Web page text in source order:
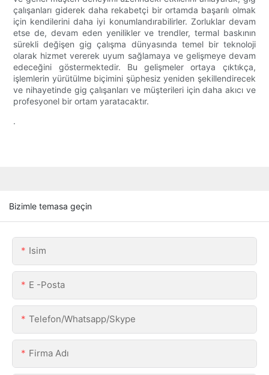
çalışanları giderek daha rekabetçi bir ortamda başarılı olmak
için kendilerini daha iyi konumlandırabilirler. Zorluklar devam
etse de, devam eden yenilikler ve trendler, termal baskının
sürekli değişen gig çalışma dünyasında temel bir teknoloji
olarak hizmet vererek uyum sağlamaya ve gelişmeye devam
edeceğini göstermektedir. Bu gelişmeler ortaya çıktıkça,
işlemlerin yürütülme biçimini şüphesiz yeniden şekillendirecek
ve nihayetinde gig çalışanları ve müşterileri için daha akıcı ve
profesyonel bir ortam yaratacaktır.
.
Bizimle temasa geçin
Isim
E -posta
Telefon/Whatsapp/Skype
Firma Adı